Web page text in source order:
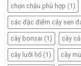
chọn chậu phù hợp (1)
các đặc điểm cây sen
cây bonsai (1) cây
cây lưỡi hổ (1) cây